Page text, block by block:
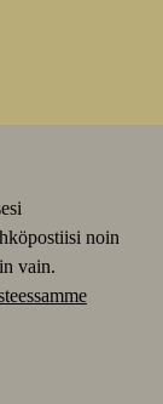
noin
vain.